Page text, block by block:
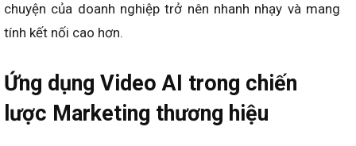
chuyện của doanh nghiệp trở nên nhanh nhạy và mang
tính kết nối cao hơn.
Ứng dụng Video AI trong chiến
lược Marketing thương hiệu